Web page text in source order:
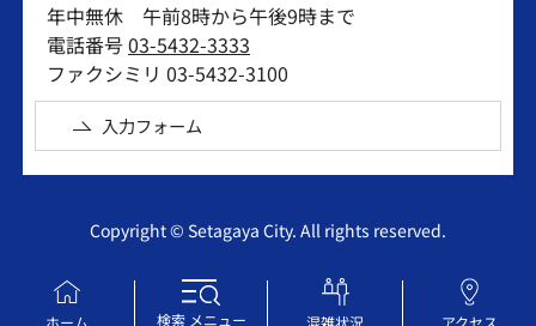
ホーム 検索メニュー 混雑状況 アクセス
年中無休 午前8時から午後9時まで
電話番号03-5432-3333
ファクシミリ 03-5432-3100
入力フォーム
Copyright © Setagaya City. All rights reserved.